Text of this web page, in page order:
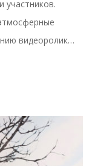
участников.
видеоролик…